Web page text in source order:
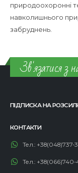
природоохоронні
навколишнього
забруднень.
Зв'язатися з
ПІДПИСКА НА
КОНТАКТИ
Тел.: +38(048)737-
Тел.: +38(066)740-